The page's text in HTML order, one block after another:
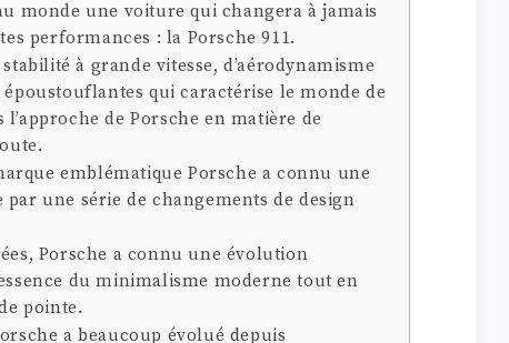
monde une voiture qui changera à jamais
performances : la Porsche 911.
à grande vitesse, d’aérodynamisme
qui caractérise le monde de
de Porsche en matière de
emblématique Porsche a connu une
une série de changements de design
Porsche a connu une évolution
du minimalisme moderne tout en
pointe.
a beaucoup évolué depuis